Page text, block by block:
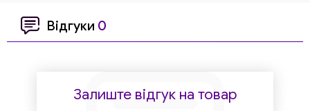
Відгуки 0
Залиште відгук на товар